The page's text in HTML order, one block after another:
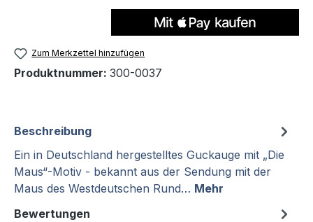
Zum Merkzettel hinzufügen
Produktnummer: 300-0037
Beschreibung
Ein in Deutschland hergestelltes Guckauge mit „Die
Maus“-Motiv - bekannt aus der Sendung mit der
Maus des Westdeutschen Rund… Mehr
Bewertungen